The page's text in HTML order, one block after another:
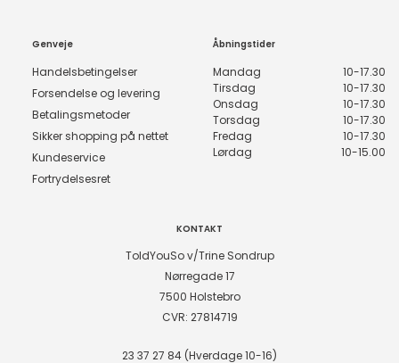
Genveje
Handelsbetingelser
Forsendelse og levering
Betalingsmetoder
Sikker shopping på nettet
Kundeservice
Fortrydelsesret
Åbningstider
Mandag
10-17.30
Tirsdag
10-17.30
Onsdag
10-17.30
Torsdag
10-17.30
Fredag
10-17.30
Lørdag
10-15.00
KONTAKT
ToldYouSo v/Trine Sondrup
Nørregade 17
7500 Holstebro
CVR: 27814719
23 37 27 84 (Hverdage 10-16)